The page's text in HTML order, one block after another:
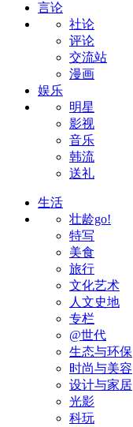
言论
社论
评论
交流站
漫画
娱乐
明星
影视
音乐
韩流
送礼
生活
壮龄go!
特写
美食
旅行
文化艺术
人文史地
专栏
@世代
生态与环保
时尚与美容
设计与家居
光影
科玩